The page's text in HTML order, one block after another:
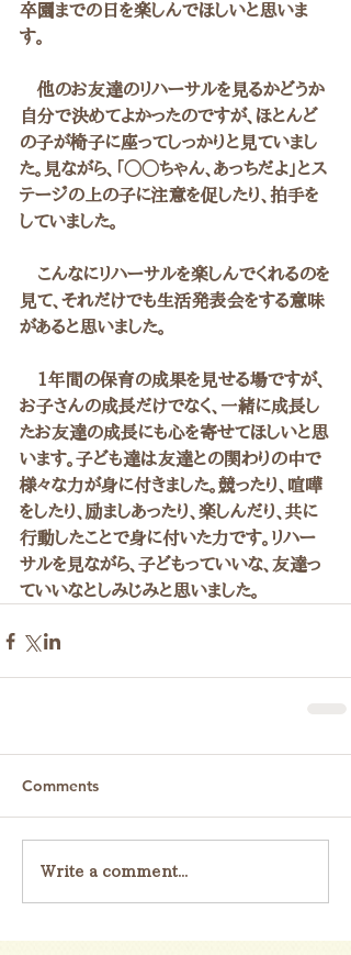
卒園までの日を楽しんでほしいと思いま
す。
他のお友達のリハーサルを見るかどうか
自分で決めてよかったのですが、ほとんど
の子が椅子に座ってしっかりと見ていまし
た。見ながら、「◯◯ちゃん、あっちだよ」とス
テージの上の子に注意を促したり、拍手を
していました。
こんなにリハーサルを楽しんでくれるのを
見て、それだけでも生活発表会をする意味
があると思いました。
1年間の保育の成果を見せる場ですが、
お子さんの成長だけでなく、一緒に成長し
たお友達の成長にも心を寄せてほしいと思
います。子ども達は友達との関わりの中で
様々な力が身に付きました。競ったり、喧嘩
をしたり、励ましあったり、楽しんだり、共に
行動したことで身に付いた力です。リハー
サルを見ながら、子どもっていいな、友達っ
ていいなとしみじみと思いました。
Comments
Write a comment...